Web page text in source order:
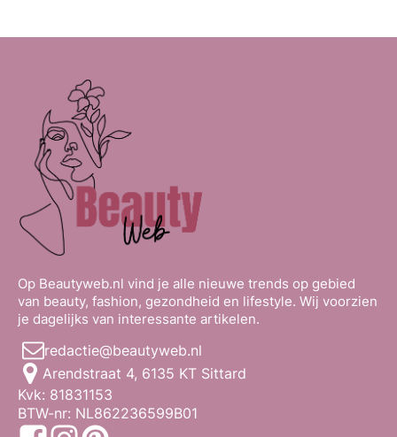
Op Beautyweb.nl vind je alle nieuwe trends op gebied
van beauty, fashion, gezondheid en lifestyle. Wij voorzien
je dagelijks van interessante artikelen.
redactie@beautyweb.nl
Arendstraat 4, 6135 KT Sittard
Kvk: 81831153
BTW-nr: NL862236599B01